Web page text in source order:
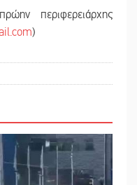
περιφερειάρχης
)